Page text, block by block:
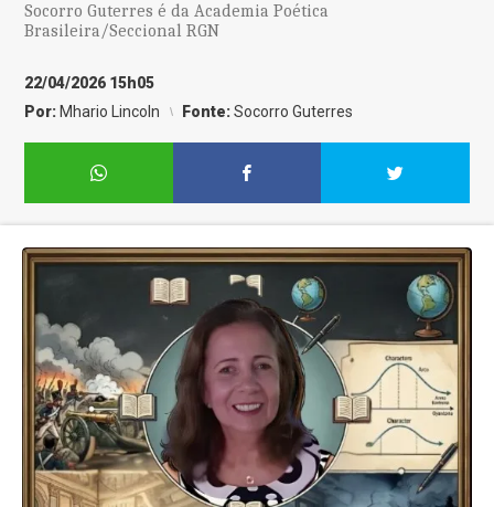
Socorro Guterres é da Academia Poética
Brasileira/Seccional RGN
22/04/2026 15h05
Por: Mhario Lincoln Fonte:Socorro Guterres